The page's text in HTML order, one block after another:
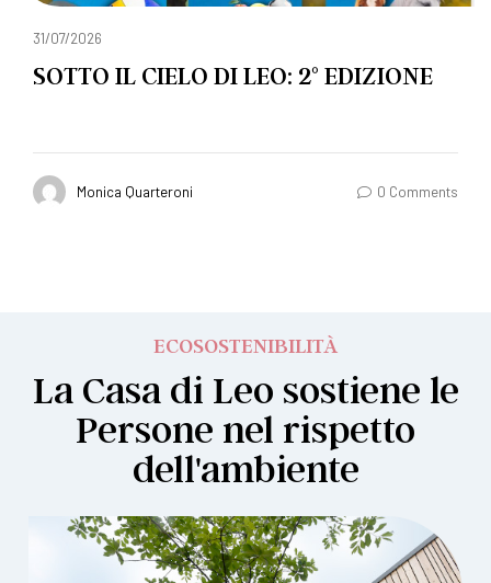
31/07/2026
SOTTO IL CIELO DI LEO: 2° EDIZIONE
Monica Quarteroni 0 Comments
ECOSOSTENIBILITÀ
La Casa di Leo sostiene le
Persone nel rispetto
dell'ambiente